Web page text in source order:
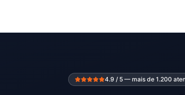
4.9 / 5 — mais de 1.200